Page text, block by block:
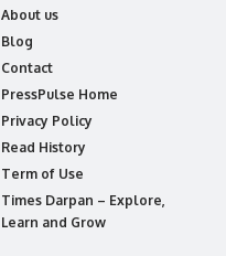
About us
Blog
Contact
PressPulse Home
Privacy Policy
Read History
Term of Use
Times Darpan – Explore,
Learn and Grow